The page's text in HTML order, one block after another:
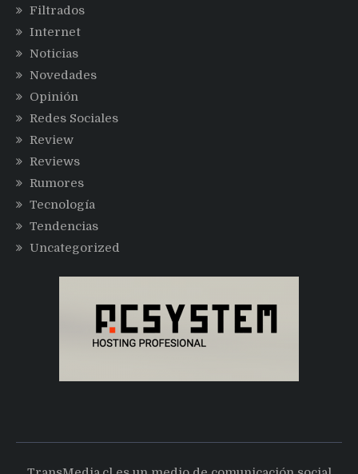
Filtrados
Internet
Noticias
Novedades
Opinión
Redes Sociales
Review
Reviews
Rumores
Tecnología
Tendencias
Uncategorized